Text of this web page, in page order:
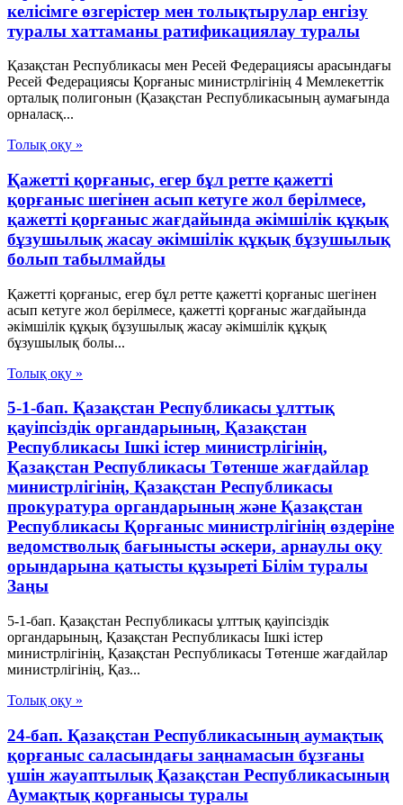
келісімге өзгерістер мен толықтырулар енгізу
туралы хаттаманы ратификациялау туралы
Қазақстан Республикасы мен Ресей Федерациясы арасындағы
Ресей Федерациясы Қорғаныс министрлігінің 4 Мемлекеттік
орталық полигонын (Қазақстан Республикасының аумағында
орналасқ...
Толық оқу »
Қажетті қорғаныс, егер бұл ретте қажетті
қорғаныс шегінен асып кетуге жол берілмесе,
қажетті қорғаныс жағдайында әкімшілік құқық
бұзушылық жасау әкімшілік құқық бұзушылық
болып табылмайды
Қажетті қорғаныс, егер бұл ретте қажетті қорғаныс шегінен
асып кетуге жол берілмесе, қажетті қорғаныс жағдайында
әкімшілік құқық бұзушылық жасау әкімшілік құқық
бұзушылық болы...
Толық оқу »
5-1-бап. Қазақстан Республикасы ұлттық
қауіпсіздік органдарының, Қазақстан
Республикасы Ішкі істер министрлігінің,
Қазақстан Республикасы Төтенше жағдайлар
министрлігінің, Қазақстан Республикасы
прокуратура органдарының және Қазақстан
Республикасы Қорғаныс министрлігінің өздеріне
ведомстволық бағынысты әскери, арнаулы оқу
орындарына қатысты құзыреті Білім туралы
Заңы
5-1-бап. Қазақстан Республикасы ұлттық қауіпсіздік
органдарының, Қазақстан Республикасы Ішкі істер
министрлігінің, Қазақстан Республикасы Төтенше жағдайлар
министрлігінің, Қаз...
Толық оқу »
24-бап. Қазақстан Республикасының аумақтық
қорғаныс саласындағы заңнамасын бұзғаны
үшін жауаптылық Қазақстан Республикасының
Аумақтық қорғанысы туралы